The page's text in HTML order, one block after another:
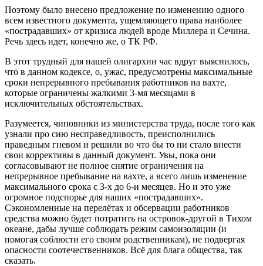
Поэтому было внесено предложение по изменению одного
всем известного документа, ущемляющего права наиболее
«пострадавших» от кризиса людей вроде Миллера и Сечина.
Речь здесь идет, конечно же, о ТК РФ.
В этот трудный для нашей олигархии час вдруг выяснилось,
что в данном кодексе, о, ужас, предусмотрены максимальные
сроки непрерывного пребывания работников на вахте,
которые ограничены жалкими 3-мя месяцами в
исключительных обстоятельствах.
Разумеется, чиновники из министерства труда, после того как
узнали про сию несправедливость, преисполнились
праведным гневом и решили во что бы то ни стало внести
свои коррективы в данный документ. Увы, пока они
согласовывают не полное снятие ограничения на
непрерывное пребывание на вахте, а всего лишь изменение
максимального срока с 3-х до 6-и месяцев. Но и это уже
огромное подспорье для наших «пострадавших».
Сэкономленные на перелётах и обсервации работников
средства можно будет потратить на островок-другой в Тихом
океане, дабы лучше соблюдать режим самоизоляции (и
помогая соблюсти его своим родственникам), не подвергая
опасности соотечественников. Всё для блага общества, так
сказать.